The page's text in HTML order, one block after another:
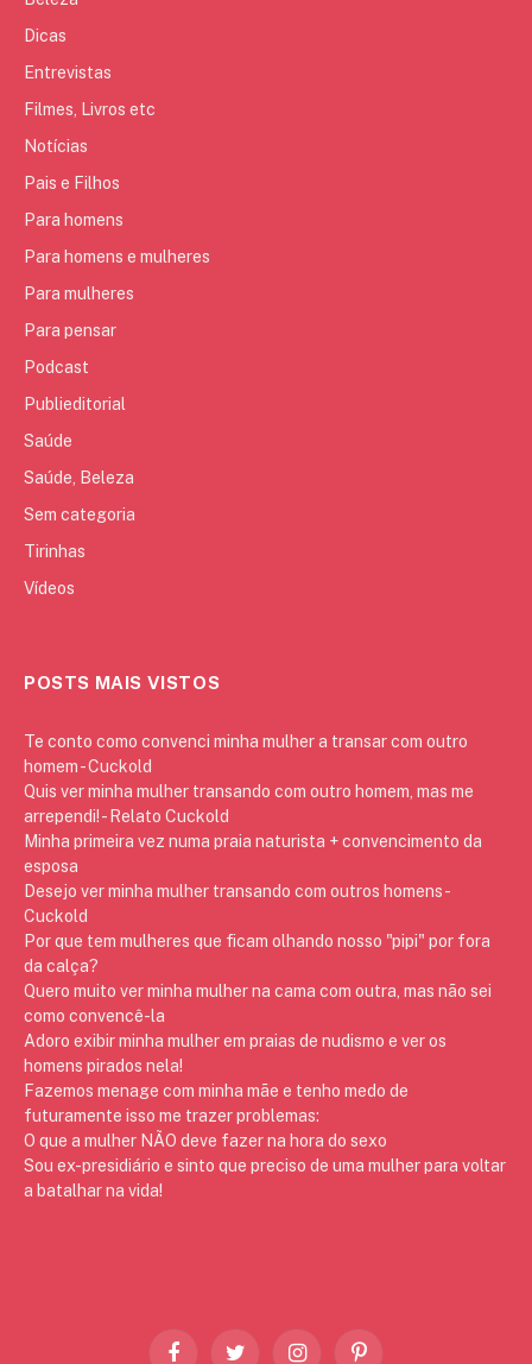
Dicas
Entrevistas
Filmes, Livros etc
Notícias
Pais e Filhos
Para homens
Para homens e mulheres
Para mulheres
Para pensar
Podcast
Publieditorial
Saúde
Saúde, Beleza
Sem categoria
Tirinhas
Vídeos
POSTS MAIS VISTOS
Te conto como convenci minha mulher a transar com outro
homem - Cuckold
Quis ver minha mulher transando com outro homem, mas me
arrependi! - Relato Cuckold
Minha primeira vez numa praia naturista + convencimento da
esposa
Desejo ver minha mulher transando com outros homens -
Cuckold
Por que tem mulheres que ficam olhando nosso "pipi" por fora
da calça?
Quero muito ver minha mulher na cama com outra, mas não sei
como convencê-la
Adoro exibir minha mulher em praias de nudismo e ver os
homens pirados nela!
Fazemos menage com minha mãe e tenho medo de
futuramente isso me trazer problemas:
O que a mulher NÃO deve fazer na hora do sexo
Sou ex-presidiário e sinto que preciso de uma mulher para voltar
a batalhar na vida!